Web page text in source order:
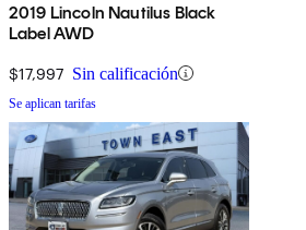
2019 Lincoln Nautilus Black
Label AWD
$17,997 Sin calificación
Se aplican tarifas